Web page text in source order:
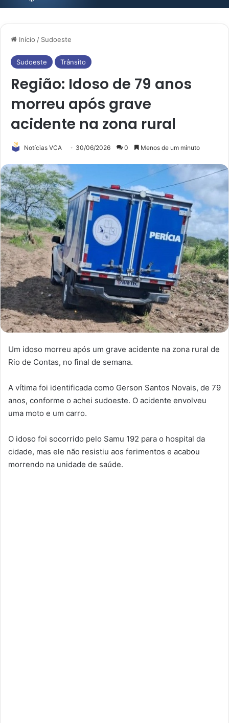
Início / Sudoeste
Sudoeste Trânsito
Região: Idoso de 79 anos
morreu após grave
acidente na zona rural
Notícias VCA 30/06/2026 0 Menos de um minuto
Um idoso morreu após um grave acidente na zona rural de
Rio de Contas, no final de semana.
A vítima foi identificada como Gerson Santos Novais, de 79
anos, conforme o achei sudoeste. O acidente envolveu
uma moto e um carro.
O idoso foi socorrido pelo Samu 192 para o hospital da
cidade, mas ele não resistiu aos ferimentos e acabou
morrendo na unidade de saúde.